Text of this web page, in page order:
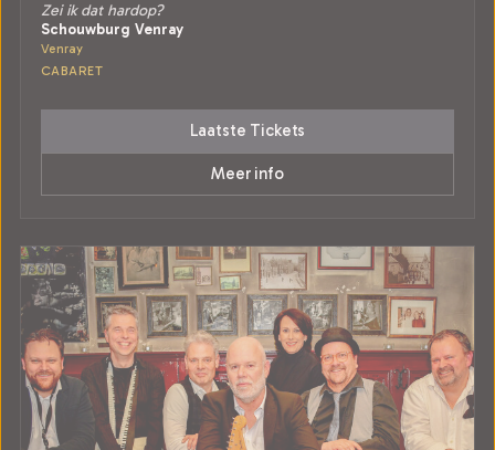
Zei ik dat hardop?
Schouwburg Venray
Venray
CABARET
Laatste Tickets
Meer info